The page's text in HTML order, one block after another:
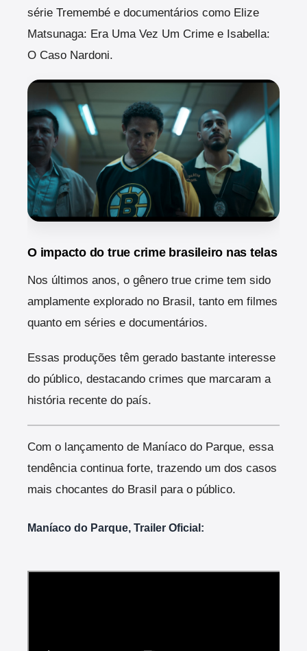
série Tremembé e documentários como Elize
Matsunaga: Era Uma Vez Um Crime e Isabella:
O Caso Nardoni.
O impacto do true crime brasileiro nas telas
Nos últimos anos, o gênero true crime tem sido
amplamente explorado no Brasil, tanto em filmes
quanto em séries e documentários.
Essas produções têm gerado bastante interesse
do público, destacando crimes que marcaram a
história recente do país.
Com o lançamento de Maníaco do Parque, essa
tendência continua forte, trazendo um dos casos
mais chocantes do Brasil para o público.
Maníaco do Parque, Trailer Oficial: